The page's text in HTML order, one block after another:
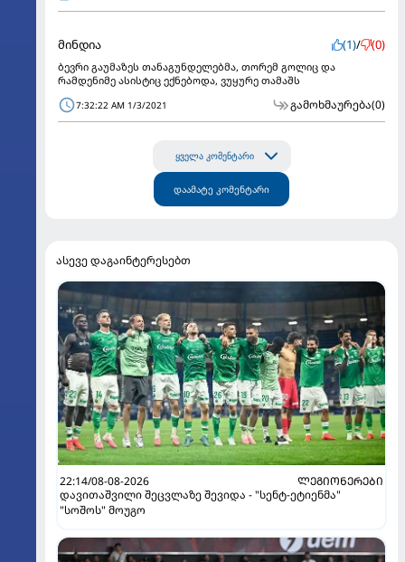
მინდია (1)/ (0)
ბევრი გაუმაზეს თანაგუნდელებმა, თორემ გოლიც და
რამდენიმე ასისტიც ექნებოდა, ვუყურე თამაშს
7:32:22 AM 1/3/2021 გამოხმაურება(0)
ყველა კომენტარი
დაამატე კომენტარი
ასევე დაგაინტერესებთ
22:14/08-08-2026
ᲚᲔᲒᲘᲝᲜᲔᲠᲔᲑᲘ
დავითაშვილი შეცვლაზე შევიდა - "სენტ-ეტიენმა"
"სოშოს" მოუგო